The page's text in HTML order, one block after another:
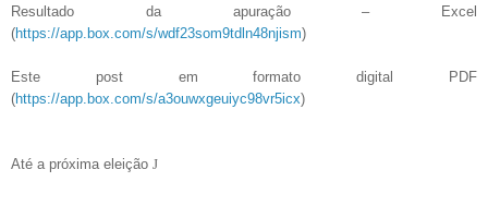
Resultado da apuração – Excel
(https://app.box.com/s/wdf23som9tdln48njism)
Este post em formato digital PDF
(https://app.box.com/s/a3ouwxgeuiyc98vr5icx)
Até a próxima eleição J